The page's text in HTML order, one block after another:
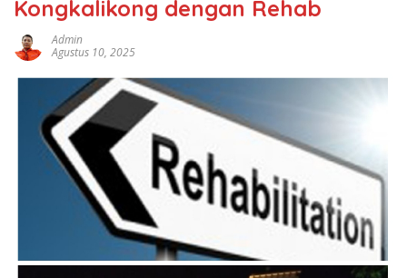
Kongkalikong dengan Rehab
Admin
Agustus 10, 2025